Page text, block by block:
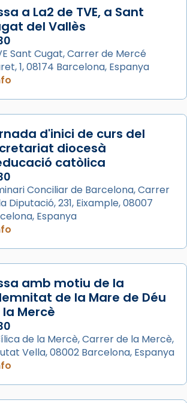
· Share
de Barcelona
santes Juliana i
verges i màrtirs.
la història de sant Cugat, a
Mitjana sorgeix la tradició
Juliana (“relatiu a Júlia”) i
(“relatiu a Semprònia =
seves. I l’any 1667, el
Roig, afirma en una obra
· Share
a La2 de TVE, a Sant
del Vallès
Sant Cugat, Carrer de Mercé
1, 08174 Barcelona, Espanya
d'inici de curs del
diocesà
catòlica
Conciliar de Barcelona, Carrer
Diputació, 231, Eixample, 08007
Espanya
amb motiu de la
de la Mare de Déu
Mercè
de la Mercè, Carrer de la Mercè,
Vella, 08002 Barcelona, Espanya